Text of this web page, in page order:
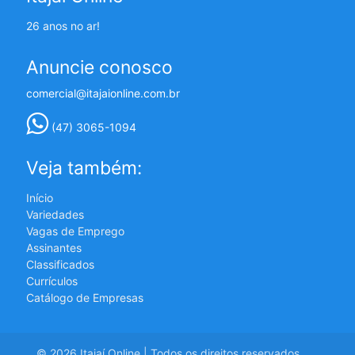
26 anos no ar!
Anuncie conosco
comercial@itajaionline.com.br
(47) 3065-1094
Veja também:
Início
Variedades
Vagas de Emprego
Assinantes
Classificados
Currículos
Catálogo de Empresas